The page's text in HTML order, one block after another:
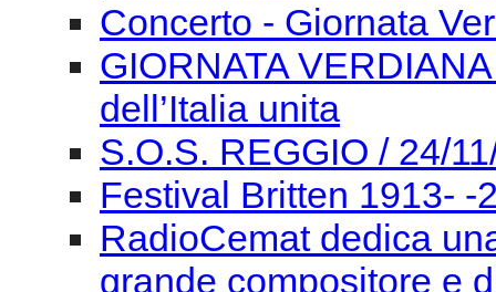
Concerto - Giornata
GIORNATA
dell’Italia unita
S.O.S. REGGIO / 24/
Festival Britten 1913-
RadioCemat dedica
grande compositore e